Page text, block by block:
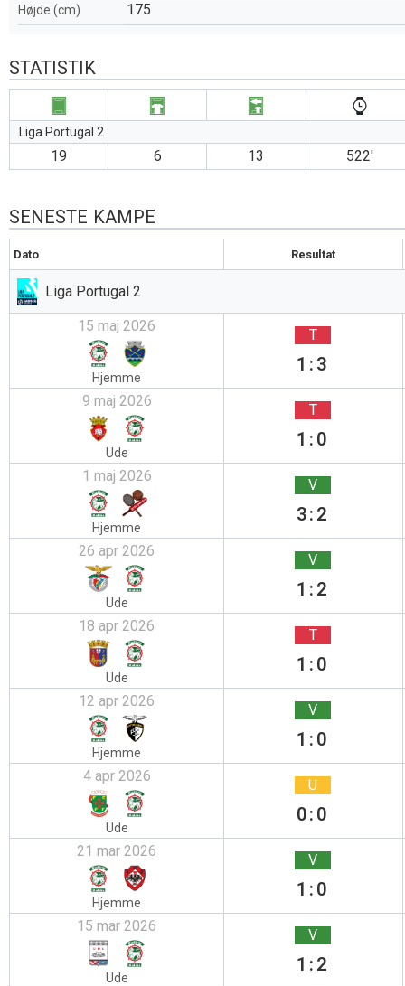
Højde (cm) 175
STATISTIK
Liga Portugal 2
19 6 13 522′
SENESTE KAMPE
Dato Resultat
Liga Portugal 2
15 maj 2026
Hjemme
T
1:3
9 maj 2026
Ude
T
1:0
1 maj 2026
Hjemme
V
3:2
26 apr 2026
Ude
V
1:2
18 apr 2026
Ude
T
1:0
12 apr 2026
Hjemme
V
1:0
4 apr 2026
Ude
U
0:0
21 mar 2026
Hjemme
V
1:0
15 mar 2026
Ude
V
1:2